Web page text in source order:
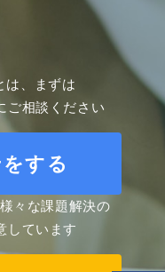
は、まずは
ご相談ください
する
々な課題解決の
しています